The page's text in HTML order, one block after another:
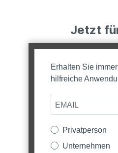
Jetzt
Erhalten Sie
hilfreiche
Privatperson
Unternehmen